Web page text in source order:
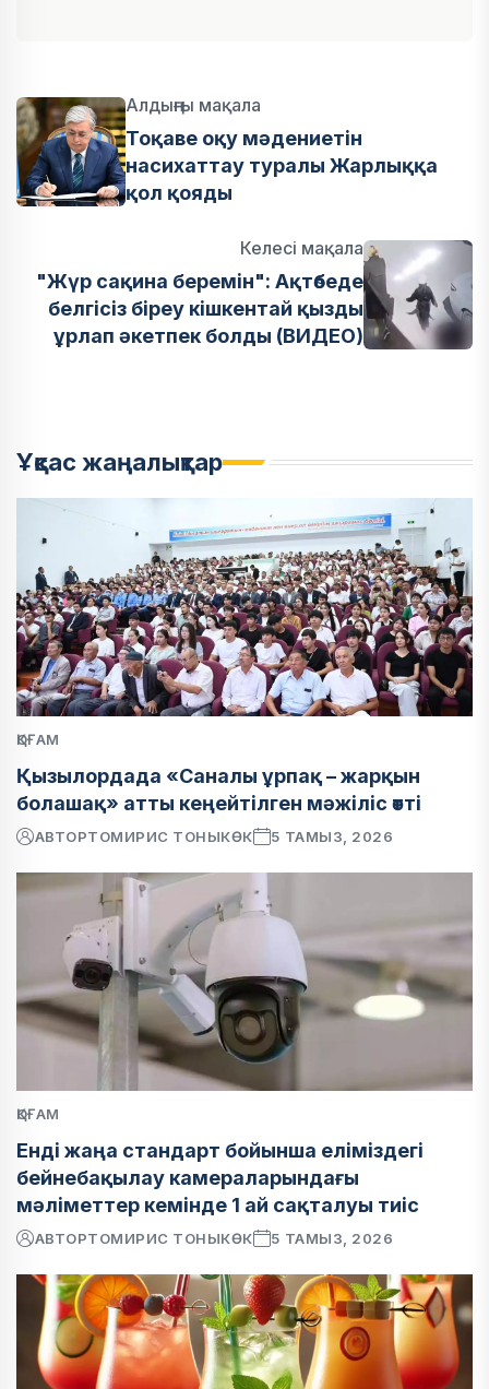
Алдыңғы мақала
Тоқаве оқу мәдениетін
насихаттау туралы Жарлыққа
қол қояды
Келесі мақала
"Жүр сақина беремін": Ақтөбеде
белгісіз біреу кішкентай қызды
ұрлап әкетпек болды (ВИДЕО)
Ұқсас жаңалықтар
ҚОҒАМ
Қызылордада «Саналы ұрпақ – жарқын
болашақ» атты кеңейтілген мәжіліс өтті
АВТОРТОМИРИС ТОНЫКӨК 5 ТАМЫЗ, 2026
ҚОҒАМ
Енді жаңа стандарт бойынша еліміздегі
бейнебақылау камераларындағы
мәліметтер кемінде 1 ай сақталуы тиіс
АВТОРТОМИРИС ТОНЫКӨК 5 ТАМЫЗ, 2026